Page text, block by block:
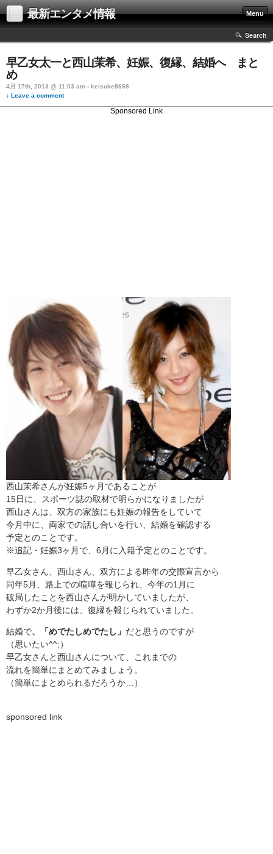
最新エンタメ情報 Menu
Search
早乙女太一と西山茉希、妊娠、復縁、結婚へ まと
め
4月 17th, 2013 @ 11:03 am › keisuke8698
↓ Leave a comment
Sponsored Link
西山茉希さんが妊娠5ヶ月であることが
15日に、スポーツ誌の取材で明らかになりましたが
西山さんは、双方の家族にも妊娠の報告をしていて
今月中に、両家での話し合いを行い、結婚を確認する
予定とのことです。
※追記・妊娠3ヶ月で、6月に入籍予定とのことです。
早乙女さん、西山さん、双方による昨年の交際宣言から
同年5月、路上での喧嘩を報じられ、今年の1月に
破局したことを西山さんが明かしていましたが、
わずか2か月後には、復縁を報じられていました。
結婚で、「めでたしめでたし」 だと思うのですが
（思いたい^^;）
早乙女さんと西山さんについて、これまでの
流れを簡単にまとめてみましょう。
（簡単にまとめられるだろうか…）
sponsored link